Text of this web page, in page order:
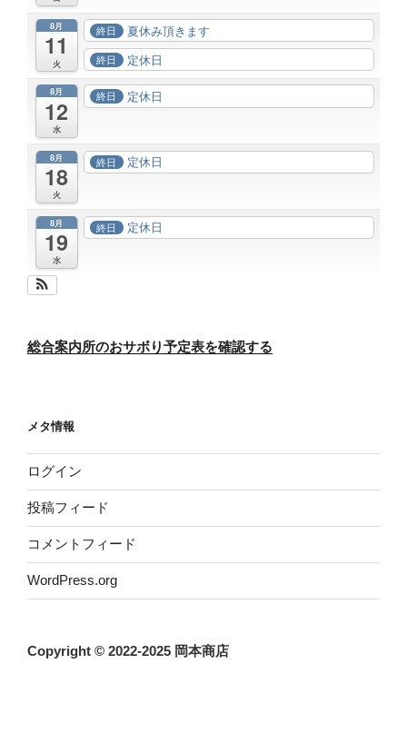
8月
11
火
終日 夏休み頂きます
終日 定休日
8月
12
水
終日 定休日
8月
18
火
終日 定休日
8月
19
水
終日 定休日
総合案内所のおサボり予定表を確認する
メタ情報
ログイン
投稿フィード
コメントフィード
WordPress.org
Copyright © 2022-2025 岡本商店